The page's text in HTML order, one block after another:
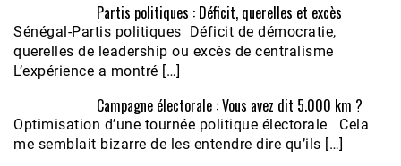
Partis politiques : Déficit, querelles et excès
Sénégal-Partis politiques Déficit de démocratie,
querelles de leadership ou excès de centralisme
L’expérience a montré […]
Campagne électorale : Vous avez dit 5.000 km ?
Optimisation d’une tournée politique électorale Cela
me semblait bizarre de les entendre dire qu’ils […]